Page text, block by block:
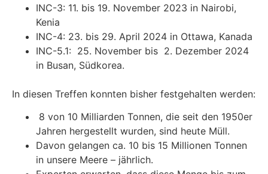
INC-3: 11. bis 19. November 2023 in Nairobi,
Kenia
INC-4: 23. bis 29. April 2024 in Ottawa, Kanada
INC-5.1: 25. November bis 2. Dezember 2024
in Busan, Südkorea.
In diesen Treffen konnten bisher festgehalten werden:
8 von 10 Milliarden Tonnen, die seit den 1950er
Jahren hergestellt wurden, sind heute Müll.
Davon gelangen ca. 10 bis 15 Millionen Tonnen
in unsere Meere – jährlich.